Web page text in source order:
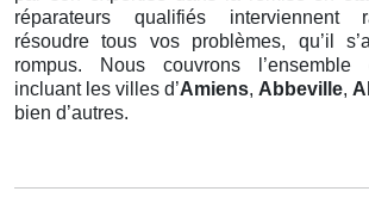
réparateurs qualifiés interviennent
résoudre tous vos problèmes, qu’il
rompus. Nous couvrons l’ensemble
incluant les villes d’Amiens, Abbeville,
bien d’autres.